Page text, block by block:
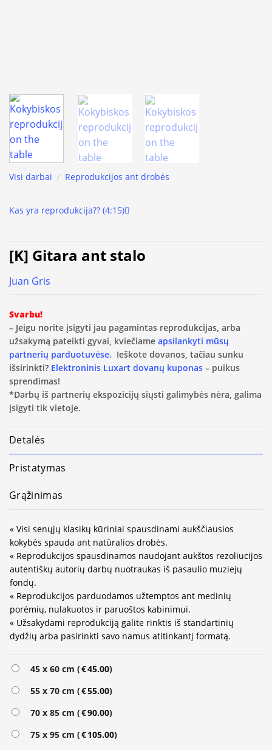
Visi darbai / Reprodukcijos ant drobės
Kas yra reprodukcija?? (4:15)
[K] Gitara ant stalo
Juan Gris
Svarbu!
– Jeigu norite įsigyti jau pagamintas reprodukcijas, arba
užsakymą pateikti gyvai, kviečiame apsilankyti mūsų
partnerių parduotuvėse. Ieškote dovanos, tačiau sunku
išsirinkti? Elektroninis Luxart dovanų kuponas – puikus
sprendimas!
*Darbų iš partnerių ekspozicijų siųsti galimybės nėra, galima
įsigyti tik vietoje.
Detalės
Pristatymas
Grąžinimas
« Visi senųjų klasikų kūriniai spausdinami aukščiausios
kokybės spauda ant natūralios drobės.
« Reprodukcijos spausdinamos naudojant aukštos rezoliucijos
autentiškų autorių darbų nuotraukas iš pasaulio muziejų
fondų.
« Reprodukcijos parduodamos užtemptos ant medinių
porėmių, nulakuotos ir paruoštos kabinimui.
« Užsakydami reprodukciją galite rinktis iš standartinių
dydžių arba pasirinkti savo namus atitinkantį formatą.
45 x 60 cm (€45.00)
55 x 70 cm (€55.00)
70 x 85 cm (€90.00)
75 x 95 cm (€105.00)
Alternative: